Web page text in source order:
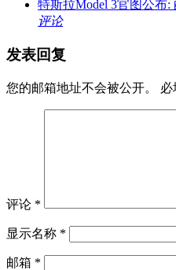
特斯拉Model 3官图公布:
评论
发表回复
您的邮箱地址不会被公开。 必
评论 *
显示名称 *
邮箱 *